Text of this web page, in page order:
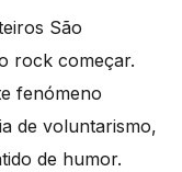
São
rock começar.
fenómeno
de voluntarismo,
de humor.